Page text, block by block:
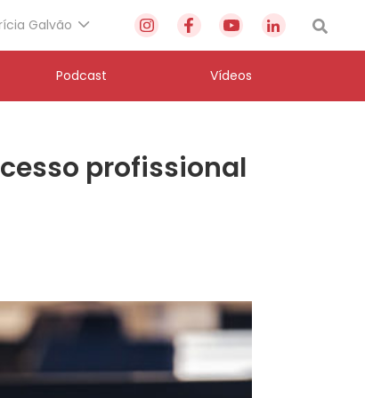
Galvão
Podcast Vídeos
profissional